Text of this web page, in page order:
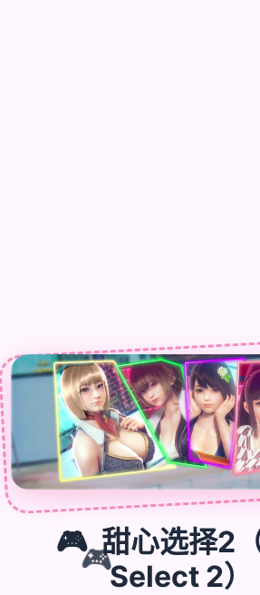
🎮
🎮 甜心选择2
Select 2）